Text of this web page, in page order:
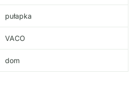
pułapka
VACO
dom